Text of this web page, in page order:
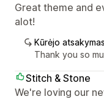
Great theme and
alot!
Kūrėjo atsakymas
Thank you so
Stitch & Stone
We're loving our